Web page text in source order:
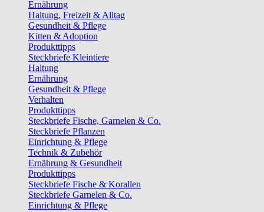
Ernährung
Haltung, Freizeit & Alltag
Gesundheit & Pflege
Kitten & Adoption
Produkttipps
Steckbriefe Kleintiere
Haltung
Ernährung
Gesundheit & Pflege
Verhalten
Produkttipps
Steckbriefe Fische, Garnelen & Co.
Steckbriefe Pflanzen
Einrichtung & Pflege
Technik & Zubehör
Ernährung & Gesundheit
Produkttipps
Steckbriefe Fische & Korallen
Steckbriefe Garnelen & Co.
Einrichtung & Pflege